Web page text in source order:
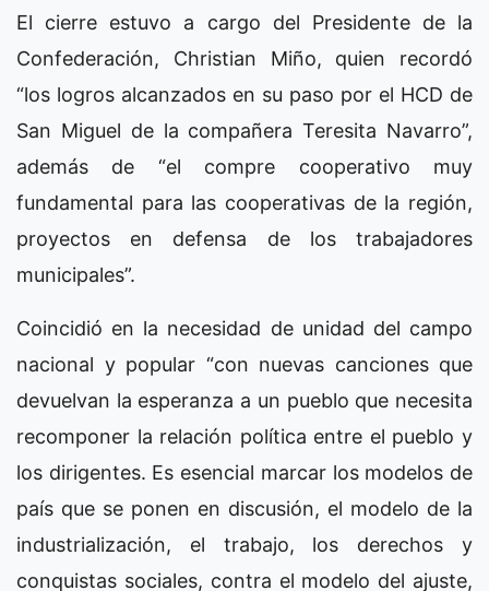
El cierre estuvo a cargo del Presidente de la
Confederación, Christian Miño, quien recordó
“los logros alcanzados en su paso por el HCD de
San Miguel de la compañera Teresita Navarro”,
además de “el compre cooperativo muy
fundamental para las cooperativas de la región,
proyectos en defensa de los trabajadores
municipales”.
Coincidió en la necesidad de unidad del campo
nacional y popular “con nuevas canciones que
devuelvan la esperanza a un pueblo que necesita
recomponer la relación política entre el pueblo y
los dirigentes. Es esencial marcar los modelos de
país que se ponen en discusión, el modelo de la
industrialización, el trabajo, los derechos y
conquistas sociales, contra el modelo del ajuste,